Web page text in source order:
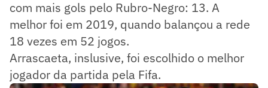
com mais gols pelo Rubro-Negro: 13. A
melhor foi em 2019, quando balançou a rede
18 vezes em 52 jogos.
Arrascaeta, inslusive, foi escolhido o melhor
jogador da partida pela Fifa.